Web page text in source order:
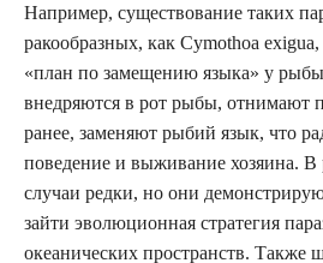
Например, существование таких
ракообразных, как Cymothoa
«план по замещению языка» у
внедряются в рот рыбы, отнимают
ранее, заменяют рыбий язык, что
поведение и выживание хозяина. В
случаи редки, но они
зайти эволюционная стратегия
океанических пространств. Также